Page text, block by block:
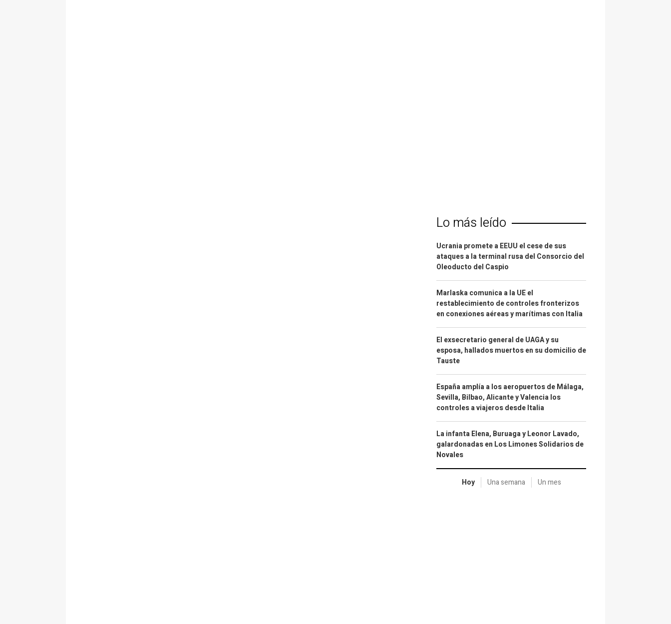
Lo más leído
Ucrania promete a EEUU el cese de sus
ataques a la terminal rusa del Consorcio del
Oleoducto del Caspio
Marlaska comunica a la UE el
restablecimiento de controles fronterizos
en conexiones aéreas y marítimas con Italia
El exsecretario general de UAGA y su
esposa, hallados muertos en su domicilio de
Tauste
España amplía a los aeropuertos de Málaga,
Sevilla, Bilbao, Alicante y Valencia los
controles a viajeros desde Italia
La infanta Elena, Buruaga y Leonor Lavado,
galardonadas en Los Limones Solidarios de
Novales
Hoy Una semana Un mes